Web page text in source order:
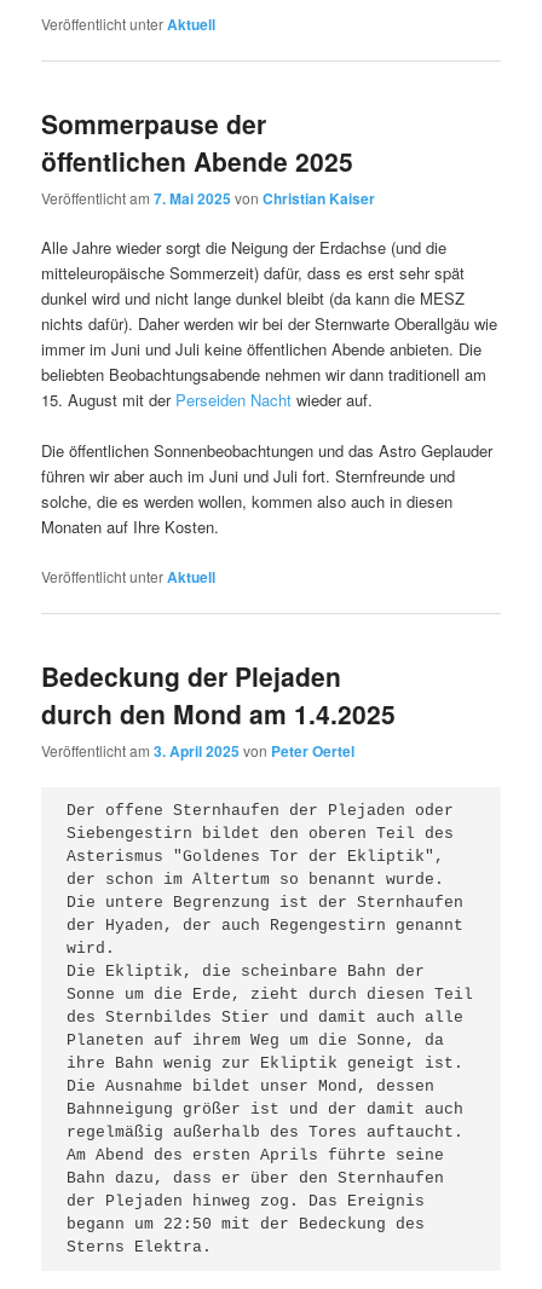
Veröffentlicht unterAktuell
Sommerpause der
öffentlichen Abende 2025
Veröffentlicht am7. Mai 2025 vonChristian Kaiser
Alle Jahre wieder sorgt die Neigung der Erdachse (und die
mitteleuropäische Sommerzeit) dafür, dass es erst sehr spät
dunkel wird und nicht lange dunkel bleibt (da kann die MESZ
nichts dafür). Daher werden wir bei der Sternwarte Oberallgäu wie
immer im Juni und Juli keine öffentlichen Abende anbieten. Die
beliebten Beobachtungsabende nehmen wir dann traditionell am
15. August mit der Perseiden Nacht wieder auf.
Die öffentlichen Sonnenbeobachtungen und das Astro Geplauder
führen wir aber auch im Juni und Juli fort. Sternfreunde und
solche, die es werden wollen, kommen also auch in diesen
Monaten auf Ihre Kosten.
Veröffentlicht unterAktuell
Bedeckung der Plejaden
durch den Mond am 1.4.2025
Veröffentlicht am3. April 2025 von Peter Oertel
Der offene Sternhaufen der Plejaden oder
Siebengestirn bildet den oberen Teil des
Asterismus "Goldenes Tor der Ekliptik",
der schon im Altertum so benannt wurde.
Die untere Begrenzung ist der Sternhaufen
der Hyaden, der auch Regengestirn genannt
wird.
Die Ekliptik, die scheinbare Bahn der
Sonne um die Erde, zieht durch diesen Teil
des Sternbildes Stier und damit auch alle
Planeten auf ihrem Weg um die Sonne, da
ihre Bahn wenig zur Ekliptik geneigt ist.
Die Ausnahme bildet unser Mond, dessen
Bahnneigung größer ist und der damit auch
regelmäßig außerhalb des Tores auftaucht.
Am Abend des ersten Aprils führte seine
Bahn dazu, dass er über den Sternhaufen
der Plejaden hinweg zog. Das Ereignis
begann um 22:50 mit der Bedeckung des
Sterns Elektra.